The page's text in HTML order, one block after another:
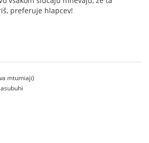
preferuje hlapcev!
mtumiaji)